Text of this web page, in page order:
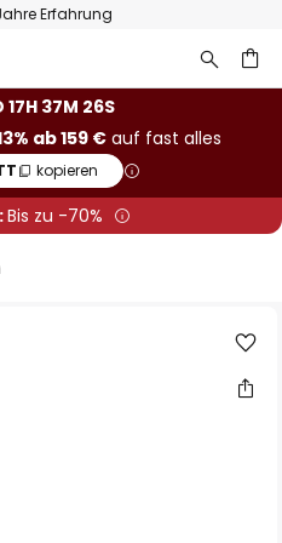
Erfahrung
17H 37M 25S
ab 159 €auf fast alles
kopieren
Bis zu -70%